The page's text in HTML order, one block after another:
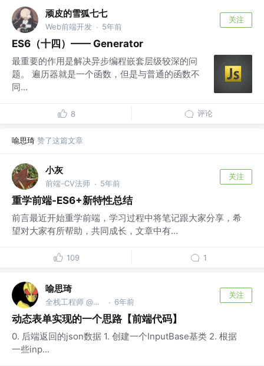
顽皮的雪狐七七
Web前端开发 · 5年前
关注
ES6（十四）—— Generator
最重要的作用是解决异步编程嵌套层级较深的问
题。 遍历器就是一个函数，但是与普通的函数不
同...
8 评论
喻思琦 赞了这篇文章
小灰
前端-CV法师 · 5年前
关注
重学前端-ES6+新特性总结
前言最近开始重学前端，学习过程中将笔记跟大家分享，希
望对大家有所帮助，共同成长，文章中有...
109 1
喻思琦
全栈工程师 @成都信心数码科技公司 · 6年前
关注
动态表单实现的一个思路【前端代码】
0. 后端返回的json数据 1. 创建一个InputBase基类 2. 根据
一些inp...